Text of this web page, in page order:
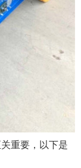
重要，以下是